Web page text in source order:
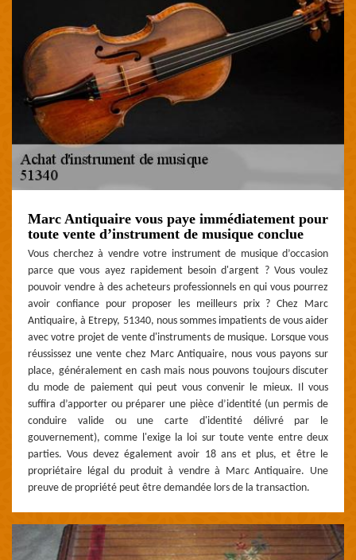
Marc Antiquaire vous paye immédiatement pour
toute vente d’instrument de musique conclue
Vous cherchez à vendre votre instrument de musique d’occasion
parce que vous ayez rapidement besoin d'argent ? Vous voulez
pouvoir vendre à des acheteurs professionnels en qui vous pourrez
avoir confiance pour proposer les meilleurs prix ? Chez Marc
Antiquaire, à Etrepy, 51340, nous sommes impatients de vous aider
avec votre projet de vente d'instruments de musique. Lorsque vous
réussissez une vente chez Marc Antiquaire, nous vous payons sur
place, généralement en cash mais nous pouvons toujours discuter
du mode de paiement qui peut vous convenir le mieux. Il vous
suffira d’apporter ou préparer une pièce d’identité (un permis de
conduire valide ou une carte d'identité délivré par le
gouvernement), comme l'exige la loi sur toute vente entre deux
parties. Vous devez également avoir 18 ans et plus, et être le
propriétaire légal du produit à vendre à Marc Antiquaire. Une
preuve de propriété peut être demandée lors de la transaction.